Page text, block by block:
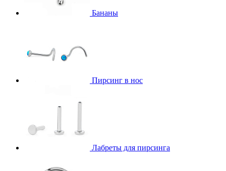
Бананы
Пирсинг в нос
Лабреты для пирсинга